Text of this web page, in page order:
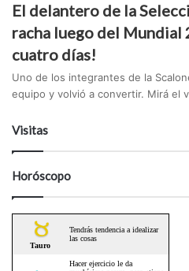
El delantero de la
racha luego del Mundial
cuatro días!
Uno de los integrantes de la
equipo y volvió a convertir. Mirá el
Visitas
Horóscopo